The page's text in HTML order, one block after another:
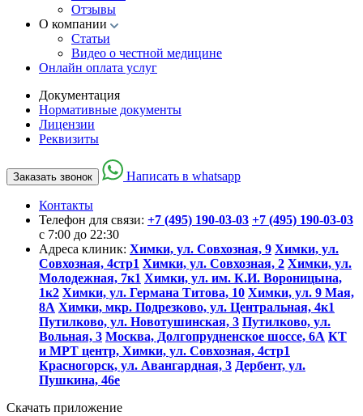
Отзывы
О компании
Статьи
Видео о честной медицине
Онлайн оплата услуг
Документация
Нормативные документы
Лицензии
Реквизиты
Заказать звонок Написать в whatsapp
Контакты
Телефон для связи: +7 (495) 190-03-03 +7 (495) 190-03-03
c 7:00 до 22:30
Адреса клиник: Химки, ул. Совхозная, 9 Химки, ул.
Совхозная, 4стр1 Химки, ул. Совхозная, 2 Химки, ул.
Молодежная, 7к1 Химки, ул. им. К.И. Вороницына,
1к2 Химки, ул. Германа Титова, 10 Химки, ул. 9 Мая,
8А Химки, мкр. Подрезково, ул. Центральная, 4к1
Путилково, ул. Новотушинская, 3 Путилково, ул.
Вольная, 3 Москва, Долгопрудненское шоссе, 6А КТ
и МРТ центр, Химки, ул. Совхозная, 4стр1
Красногорск, ул. Авангардная, 3 Дербент, ул.
Пушкина, 46е
Скачать приложение